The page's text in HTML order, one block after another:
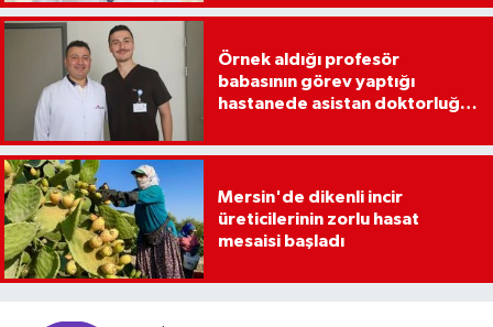
Örnek aldığı profesör
babasının görev yaptığı
hastanede asistan doktorluğa
Mersin'de dikenli incir
üreticilerinin zorlu hasat
mesaisi başladı